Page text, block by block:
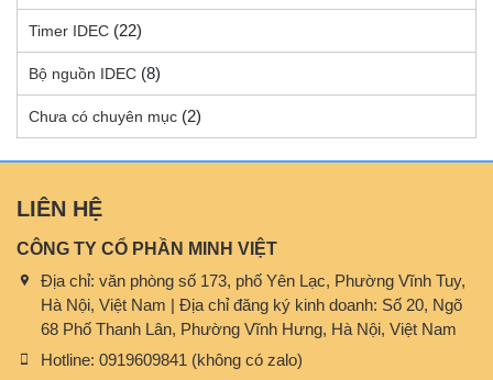
Timer IDEC (22)
Bộ nguồn IDEC (8)
Chưa có chuyên mục (2)
LIÊN HỆ
CÔNG TY CỔ PHẦN MINH VIỆT
Địa chỉ: văn phòng số 173, phố Yên Lạc, Phường Vĩnh Tuy,
Hà Nội, Việt Nam | Địa chỉ đăng ký kinh doanh: Số 20, Ngõ
68 Phố Thanh Lân, Phường Vĩnh Hưng, Hà Nội, Việt Nam
Hotline: 0919609841 (không có zalo)